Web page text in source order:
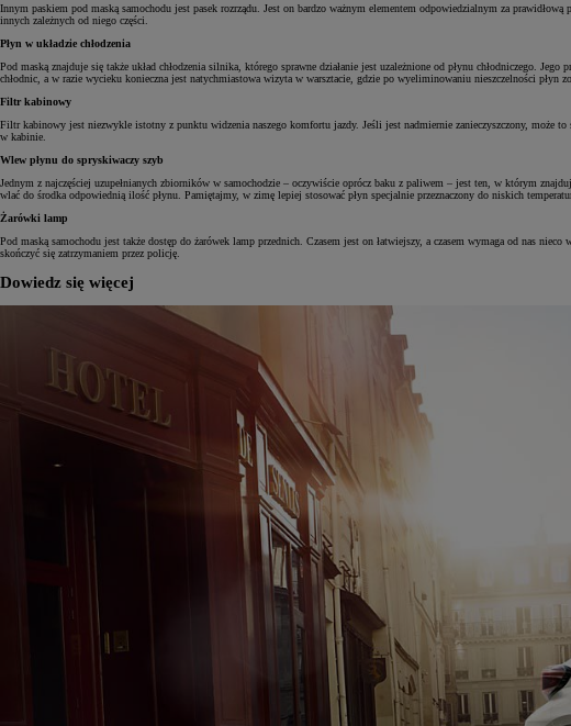
Corolla Hatchback
HYBRID
Innym paskiem pod maską samochodu jest pasek rozrządu. Jest on bardzo ważnym elementem odpowiedzialnym za
innych zależnych od niego części.
Płyn w układzie chłodzenia
Pod maską znajduje się także układ chłodzenia silnika, którego sprawne działanie jest uzależnione od płynu chłodniczego.
chłodnic, a w razie wycieku konieczna jest natychmiastowa wizyta w warsztacie, gdzie po wyeliminowaniu nieszczelności płyn
Filtr kabinowy
Filtr kabinowy jest niezwykle istotny z punktu widzenia naszego komfortu jazdy. Jeśli jest nadmiernie zanieczyszczony, może
w kabinie.
Wlew płynu do spryskiwaczy szyb
Jednym z najczęściej uzupełnianych zbiorników w samochodzie – oczywiście oprócz baku z paliwem – jest ten, w którym
wlać do środka odpowiednią ilość płynu. Pamiętajmy, w zimę lepiej stosować płyn specjalnie przeznaczony do niskich
Żarówki lamp
Pod maską samochodu jest także dostęp do żarówek lamp przednich. Czasem jest on łatwiejszy, a czasem wymaga od nas
skończyć się zatrzymaniem przez policję.
Dowiedz się więcej